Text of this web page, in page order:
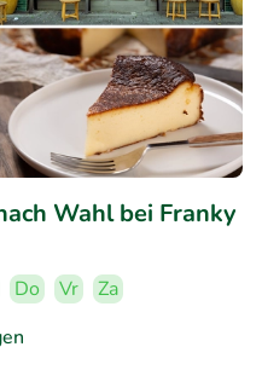
Wahl bei Franky
Do Vr
Za